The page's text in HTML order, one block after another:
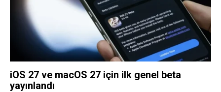
iOS 27 ve macOS 27 için ilk genel beta
yayınlandı